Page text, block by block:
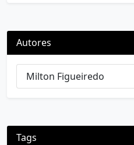
Autores
Milton Figueiredo
Tags